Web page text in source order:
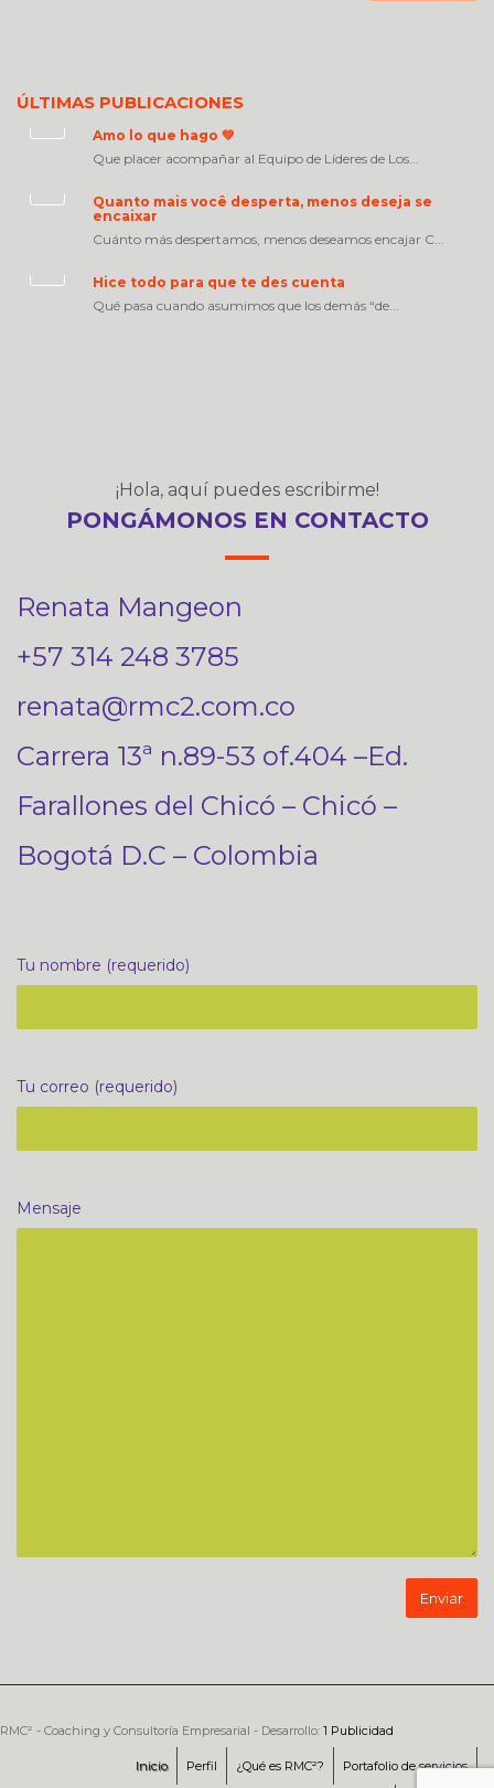
ÚLTIMAS PUBLICACIONES
Amo lo que hago 💚
Que placer acompañar al Equipo de Líderes de Los...
Quanto mais você desperta, menos deseja se
encaixar
Cuánto más despertamos, menos deseamos encajar C...
Hice todo para que te des cuenta
Qué pasa cuando asumimos que los demás “de...
¡Hola, aquí puedes escribirme!
PONGÁMONOS EN CONTACTO
Renata Mangeon
+57 314 248 3785
renata@rmc2.com.co
Carrera 13ª n.89-53 of.404 –Ed.
Farallones del Chicó – Chicó –
Bogotá D.C – Colombia
Tu nombre (requerido)
Tu correo (requerido)
Mensaje
RMC² - Coaching y Consultoría Empresarial - Desarrollo: 1 Publicidad
Inicio Perfil ¿Qué es RMC²? Portafolio de servicios